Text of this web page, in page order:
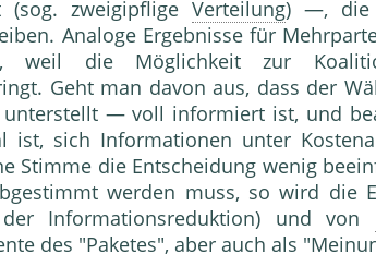
zweigipflige Verteilung) —, die
Analoge Ergebnisse für
weil die Möglichkeit zur
Geht man davon aus, dass der
— voll informiert ist, und
sich Informationen unter
Stimme die Entscheidung wenig
werden muss, so wird die
der Informationsreduktion) und von
e des "Paketes", aber auch als "